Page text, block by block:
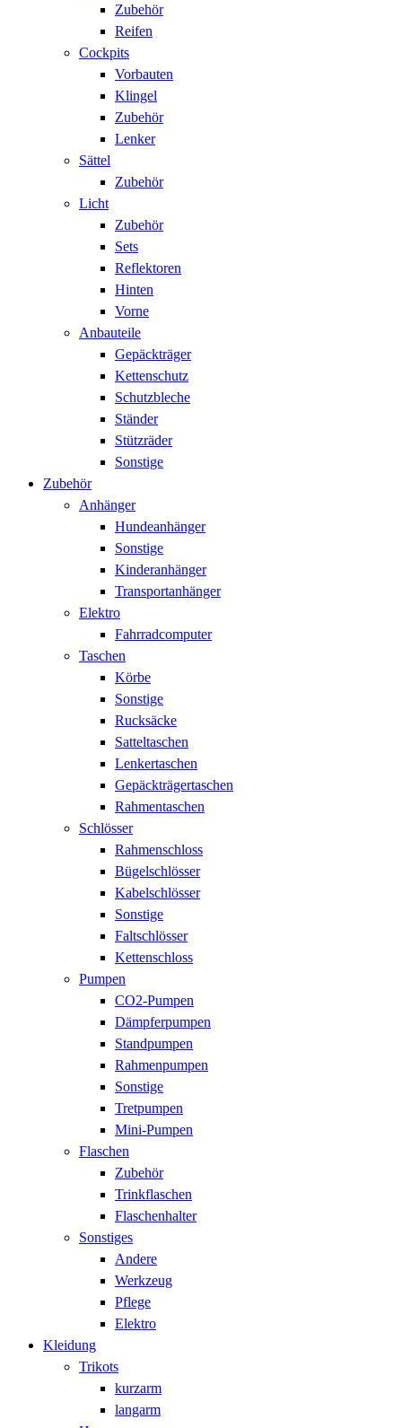
Zubehör
Reifen
Cockpits
Vorbauten
Klingel
Zubehör
Lenker
Sättel
Zubehör
Licht
Zubehör
Sets
Reflektoren
Hinten
Vorne
Anbauteile
Gepäckträger
Kettenschutz
Schutzbleche
Ständer
Stützräder
Sonstige
Zubehör
Anhänger
Hundeanhänger
Sonstige
Kinderanhänger
Transportanhänger
Elektro
Fahrradcomputer
Taschen
Körbe
Sonstige
Rucksäcke
Satteltaschen
Lenkertaschen
Gepäckträgertaschen
Rahmentaschen
Schlösser
Rahmenschloss
Bügelschlösser
Kabelschlösser
Sonstige
Faltschlösser
Kettenschloss
Pumpen
CO2-Pumpen
Dämpferpumpen
Standpumpen
Rahmenpumpen
Sonstige
Tretpumpen
Mini-Pumpen
Flaschen
Zubehör
Trinkflaschen
Flaschenhalter
Sonstiges
Andere
Werkzeug
Pflege
Elektro
Kleidung
Trikots
kurzarm
langarm